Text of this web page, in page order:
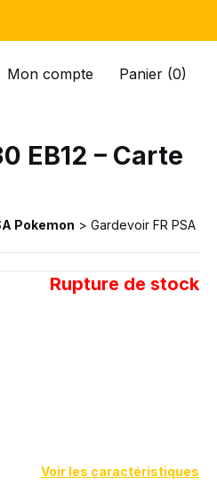
Mon compte Panier (0)
EB12 – Carte
Pokemon > Gardevoir FR PSA
Rupture de stock
Voir les caractéristiques